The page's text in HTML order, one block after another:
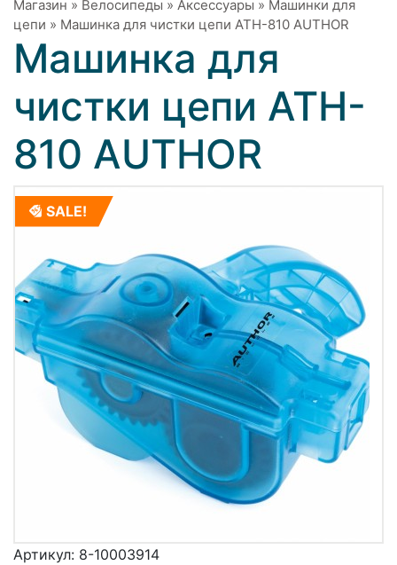
Магазин » Велосипеды » Аксессуары » Машинки для
цепи » Машинка для чистки цепи ATH-810 AUTHOR
Машинка для
чистки цепи ATH-
810 AUTHOR
SALE!
Артикул: 8-10003914